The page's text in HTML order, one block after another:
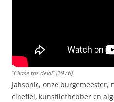
“Chase the devil” (1976)
Jahsonic, onze burgemeester,
cinefiel, kunstliefhebber en